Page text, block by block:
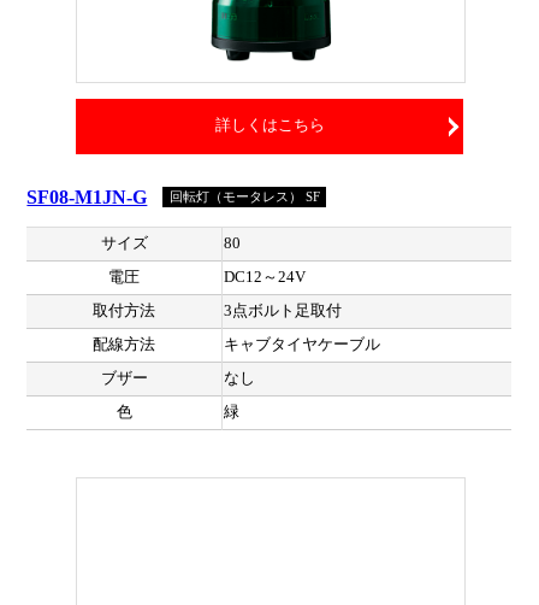
詳しくはこちら
SF08-M1JN-G 回転灯（モータレス） SF
サイズ
80
電圧
DC12～24V
取付方法
3点ボルト足取付
配線方法
キャブタイヤケーブル
ブザー
なし
色
緑